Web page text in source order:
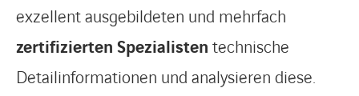
exzellent ausgebildeten und mehrfach
zertifizierten Spezialisten technische
Detailinformationen und analysieren diese.